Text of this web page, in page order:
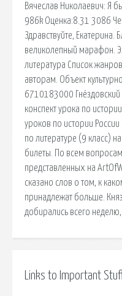
Вячеслав Николаевич: Я
986k Оценка:8.31 3086
Здравствуйте, Екатерина.
великолепный марафон.
литература Список
авторам. Объект
6710183000
конспект урока по
уроков по истории
по литературе (9 класс)
билеты. По всем
представленных на
сказано слов о том, к
принадлежат больше.
добирались всего
Links to Important